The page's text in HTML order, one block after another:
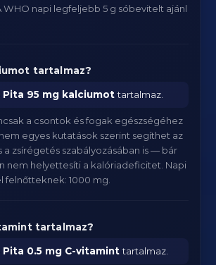
WHO napi legfeljebb 5 g sóbevitelt ajánl
tartalmaz?
Pita 95 mg kalciumottartalmaz.
a csontok és fogak egészségéhez
egyes kutatások szerint segíthet az
a zsírégetés szabályozásában is — bár
nem helyettesíti a kalóriadeficitet. Napi
felnőtteknek: 1000 mg.
tartalmaz?
Pita 0.5 mg C-vitaminttartalmaz.